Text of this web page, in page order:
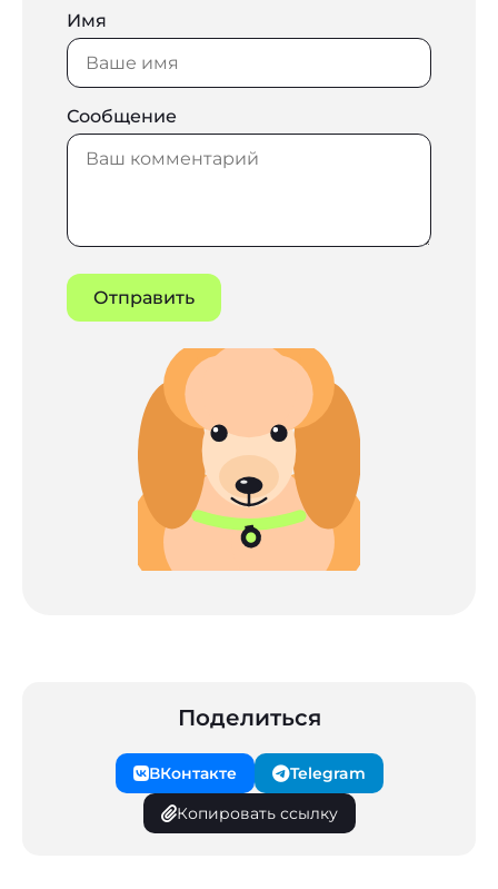
Имя
Сообщение
Отправить
Поделиться
ВКонтакте
Telegram
Копировать ссылку